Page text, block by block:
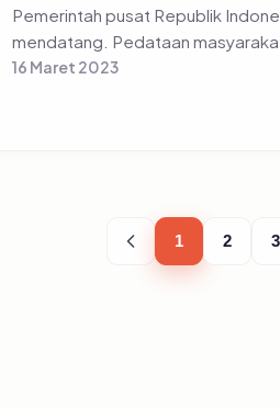
Pemerintah pusat Republik
mendatang. Pedataan
16 Maret 2023
1 2 3